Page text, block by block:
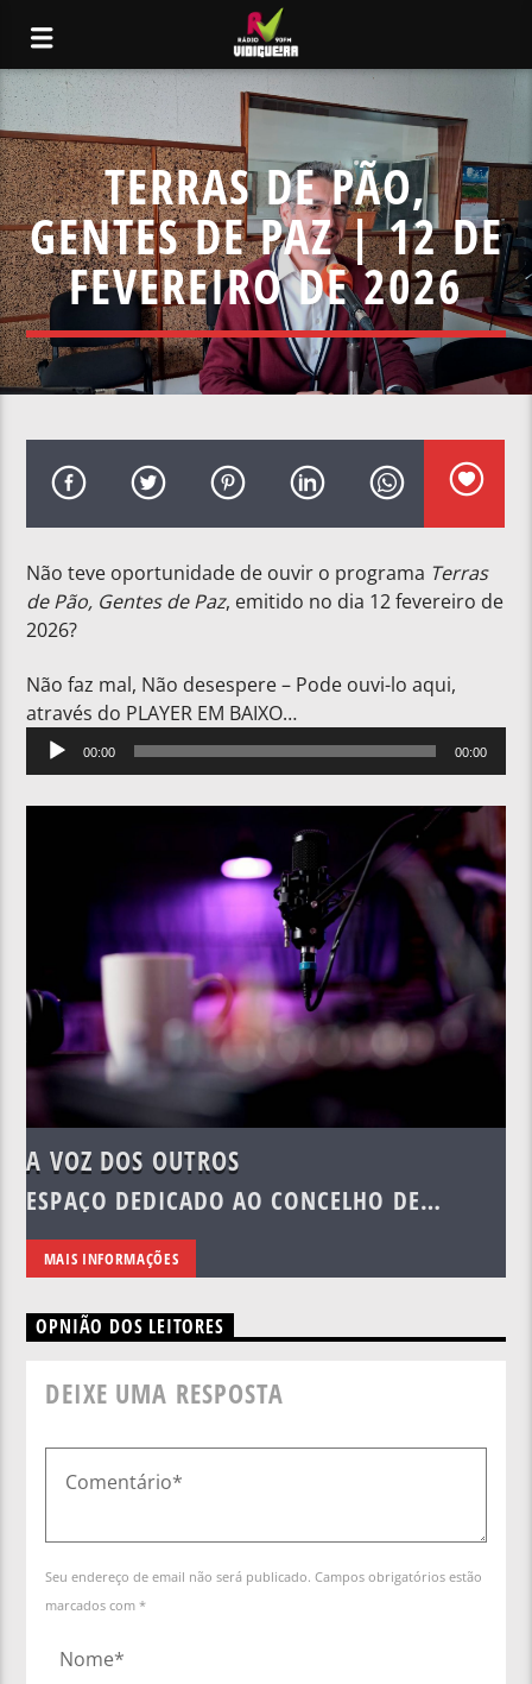
TERRAS DE PÃO,
GENTES DE PAZ | 12 DE
FEVEREIRO DE 2026
Não teve oportunidade de ouvir o programa Terras
de Pão, Gentes de Paz, emitido no dia 12 fevereiro de
2026?
Não faz mal, Não desespere – Pode ouvi-lo aqui,
através do PLAYER EM BAIXO…
Reprodutor
de
00:00 00:00
A VOZ DOS OUTROS
ESPAÇO DEDICADO AO CONCELHO DE
MAIS INFORMAÇÕES
OPNIÃO DOS LEITORES
DEIXE UMA RESPOSTA
Seu endereço de email não será publicado. Campos obrigatórios estão
marcados com *